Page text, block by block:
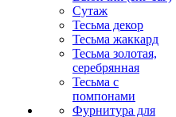
Сутаж
Тесьма декор
Тесьма жаккард
Тесьма золотая,
серебрянная
Тесьма с
помпонами
Фурнитура для